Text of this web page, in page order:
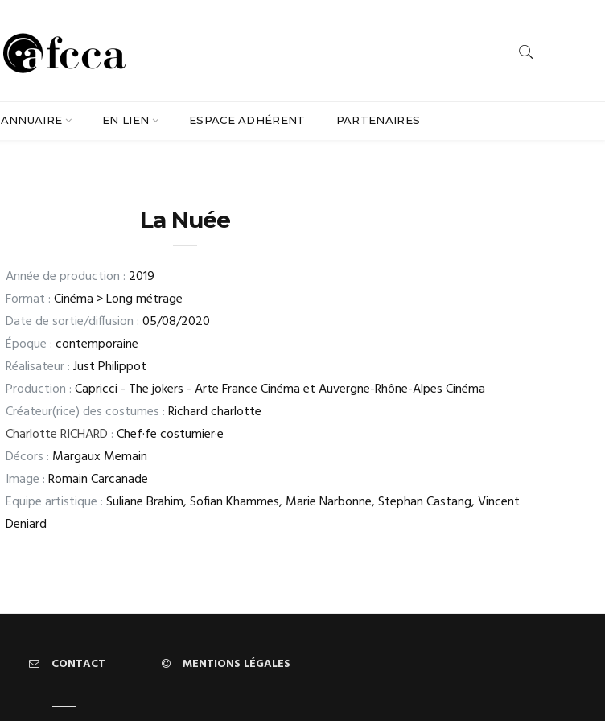
ANNUAIRE EN LIEN ESPACE ADHÉRENT PARTENAIRES
La Nuée
Année de production : 2019
Format :Cinéma > Long métrage
Date de sortie/diffusion :05/08/2020
Époque :contemporaine
Réalisateur :Just Philippot
Production :Capricci - The jokers - Arte France Cinéma et Auvergne-Rhône-Alpes Cinéma
Créateur(rice) des costumes :Richard charlotte
Charlotte RICHARD:Chef·fe costumier·e
Décors : Margaux Memain
Image :Romain Carcanade
Equipe artistique :Suliane Brahim, Sofian Khammes, Marie Narbonne, Stephan Castang, Vincent
Deniard
CONTACT MENTIONS LÉGALES